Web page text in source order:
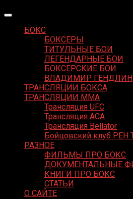
БОКС
БОКСЕРЫ
ТИТУЛЬНЫЕ БОИ
ЛЕГЕНДАРНЫЕ БОИ
БОКСЕРСКИЕ БОИ
ВЛАДИМИР ГЕНДЛИН
ТРАНСЛЯЦИИ БОКСА
ТРАНСЛЯЦИИ MMA
Трансляция UFC
Трансляция ACA
Трансляция Bellator
Бойцовский клуб РЕН
РАЗНОЕ
ФИЛЬМЫ ПРО БОКС
ДОКУМЕНТАЛЬНЫЕ
КНИГИ ПРО БОКС
СТАТЬИ
О САЙТЕ